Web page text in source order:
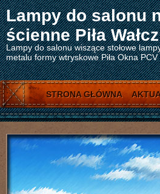
Lampy do salonu
ścienne Piła
Lampy do salonu wiszące stołowe
metalu formy wtryskowe Piła Okna
STRONA GŁÓWNA